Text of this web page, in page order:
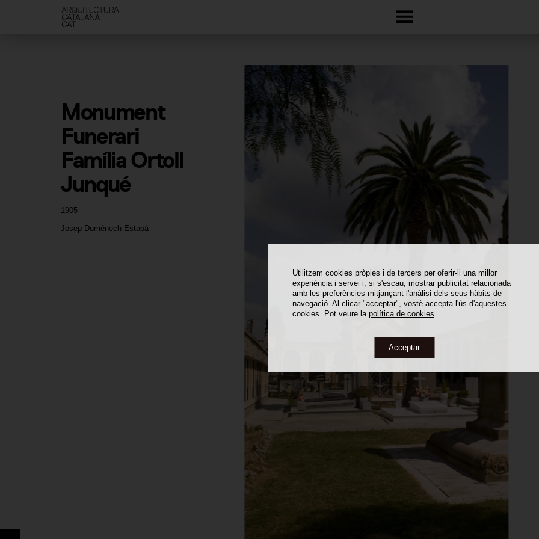
Utilitzem cookies pròpies i de tercers per oferir-li una millor
experiència i servei i, si s'escau, mostrar publicitat relacionada
amb les preferències mitjançant l'anàlisi dels seus hàbits de
navegació. Al clicar "acceptar", vostè accepta l'ús d'aquestes
cookies. Pot veure la política de cookies
Acceptar
1905
Josep Domènech Estapà
Monument
Funerari
Família Ortoll
Junqué